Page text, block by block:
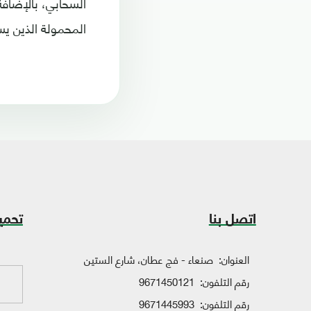
المحمولة
اتصل بنا
العنوان: صنعاء - فج عطان، شارع الستين
رقم التلفون: 9671450121
رقم التلفون: 9671445993